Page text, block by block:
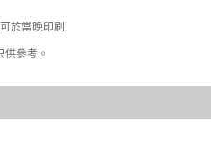
於當晚印刷.
供參考。